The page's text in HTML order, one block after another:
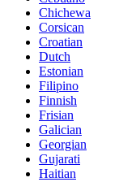
Chichewa
Corsican
Croatian
Dutch
Estonian
Filipino
Finnish
Frisian
Galician
Georgian
Gujarati
Haitian